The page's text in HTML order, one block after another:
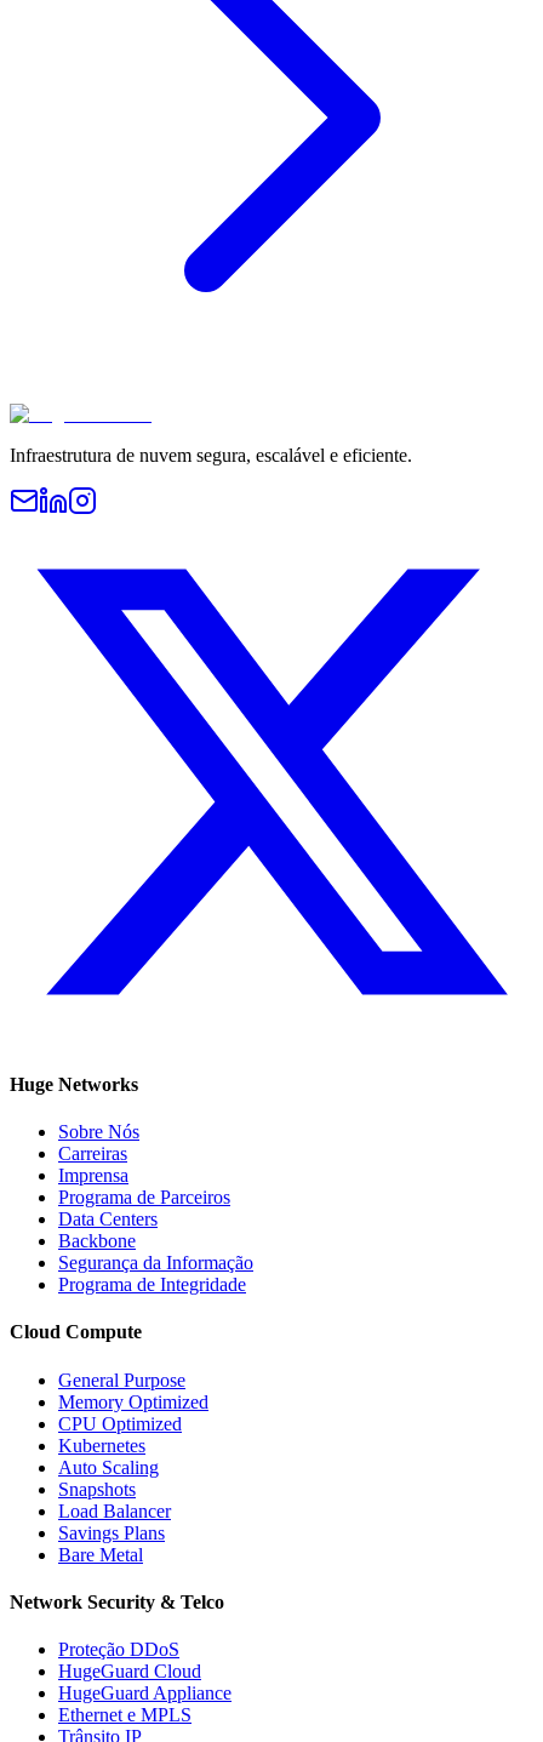
Infraestrutura de nuvem segura, escalável e eficiente.
Huge Networks
Sobre Nós
Carreiras
Imprensa
Programa de Parceiros
Data Centers
Backbone
Segurança da Informação
Programa de Integridade
Cloud Compute
General Purpose
Memory Optimized
CPU Optimized
Kubernetes
Auto Scaling
Snapshots
Load Balancer
Savings Plans
Bare Metal
Network Security & Telco
Proteção DDoS
HugeGuard Cloud
HugeGuard Appliance
Ethernet e MPLS
Trânsito IP